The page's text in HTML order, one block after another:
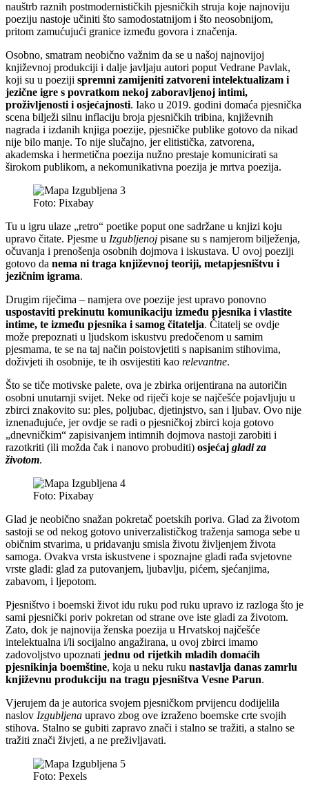
nauštrb raznih postmodernističkih pjesničkih struja koje najnoviju
poeziju nastoje učiniti što samodostatnijom i što neosobnijom,
pritom zamućujući granice između govora i značenja.
Osobno, smatram neobično važnim da se u našoj najnovijoj
književnoj produkciji i dalje javljaju autori poput Vedrane Pavlak,
koji su u poeziji spremni zamijeniti zatvoreni intelektualizam i
jezične igre s povratkom nekoj zaboravljenoj intimi,
proživljenosti i osjećajnosti. Iako u 2019. godini domaća pjesnička
scena bilježi silnu inflaciju broja pjesničkih tribina, književnih
nagrada i izdanih knjiga poezije, pjesničke publike gotovo da nikad
nije bilo manje. To nije slučajno, jer elitistička, zatvorena,
akademska i hermetična poezija nužno prestaje komunicirati sa
širokom publikom, a nekomunikativna poezija je mrtva poezija.
Foto: Pixabay
Tu u igru ulaze „retro“ poetike poput one sadržane u knjizi koju
upravo čitate. Pjesme u Izgubljenoj pisane su s namjerom bilježenja,
očuvanja i prenošenja osobnih dojmova i iskustava. U ovoj poeziji
gotovo da nema ni traga književnoj teoriji, metapjesništvu i
jezičnim igrama.
Drugim riječima – namjera ove poezije jest upravo ponovno
uspostaviti prekinutu komunikaciju između pjesnika i vlastite
intime, te između pjesnika i samog čitatelja. Čitatelj se ovdje
može prepoznati u ljudskom iskustvu predočenom u samim
pjesmama, te se na taj način poistovjetiti s napisanim stihovima,
doživjeti ih osobnije, te ih osvijestiti kao relevantne.
Što se tiče motivske palete, ova je zbirka orijentirana na autoričin
osobni unutarnji svijet. Neke od riječi koje se najčešće pojavljuju u
zbirci znakovito su: ples, poljubac, djetinjstvo, san i ljubav. Ovo nije
iznenađujuće, jer ovdje se radi o pjesničkoj zbirci koja gotovo
„dnevničkim“ zapisivanjem intimnih dojmova nastoji zarobiti i
razotkriti (ili možda čak i nanovo probuditi) osjećaj gladi za
životom.
Foto: Pixabay
Glad je neobično snažan pokretač poetskih poriva. Glad za životom
sastoji se od nekog gotovo univerzalističkog traženja samoga sebe u
običnim stvarima, u pridavanju smisla životu življenjem života
samoga. Ovakva vrsta iskustvene i spoznajne gladi rađa svjetovne
vrste gladi: glad za putovanjem, ljubavlju, pićem, sjećanjima,
zabavom, i ljepotom.
Pjesništvo i boemski život idu ruku pod ruku upravo iz razloga što je
sami pjesnički poriv pokretan od strane ove iste gladi za životom.
Zato, dok je najnovija ženska poezija u Hrvatskoj najčešće
intelektualna i/li socijalno angažirana, u ovoj zbirci imamo
zadovoljstvo upoznati jednu od rijetkih mladih domaćih
pjesnikinja boemštine, koja u neku ruku nastavlja danas zamrlu
književnu produkciju na tragu pjesništva Vesne Parun.
Vjerujem da je autorica svojem pjesničkom prvijencu dodijelila
naslov Izgubljena upravo zbog ove izraženo boemske crte svojih
stihova. Stalno se gubiti zapravo znači i stalno se tražiti, a stalno se
tražiti znači živjeti, a ne preživljavati.
Foto: Pexels